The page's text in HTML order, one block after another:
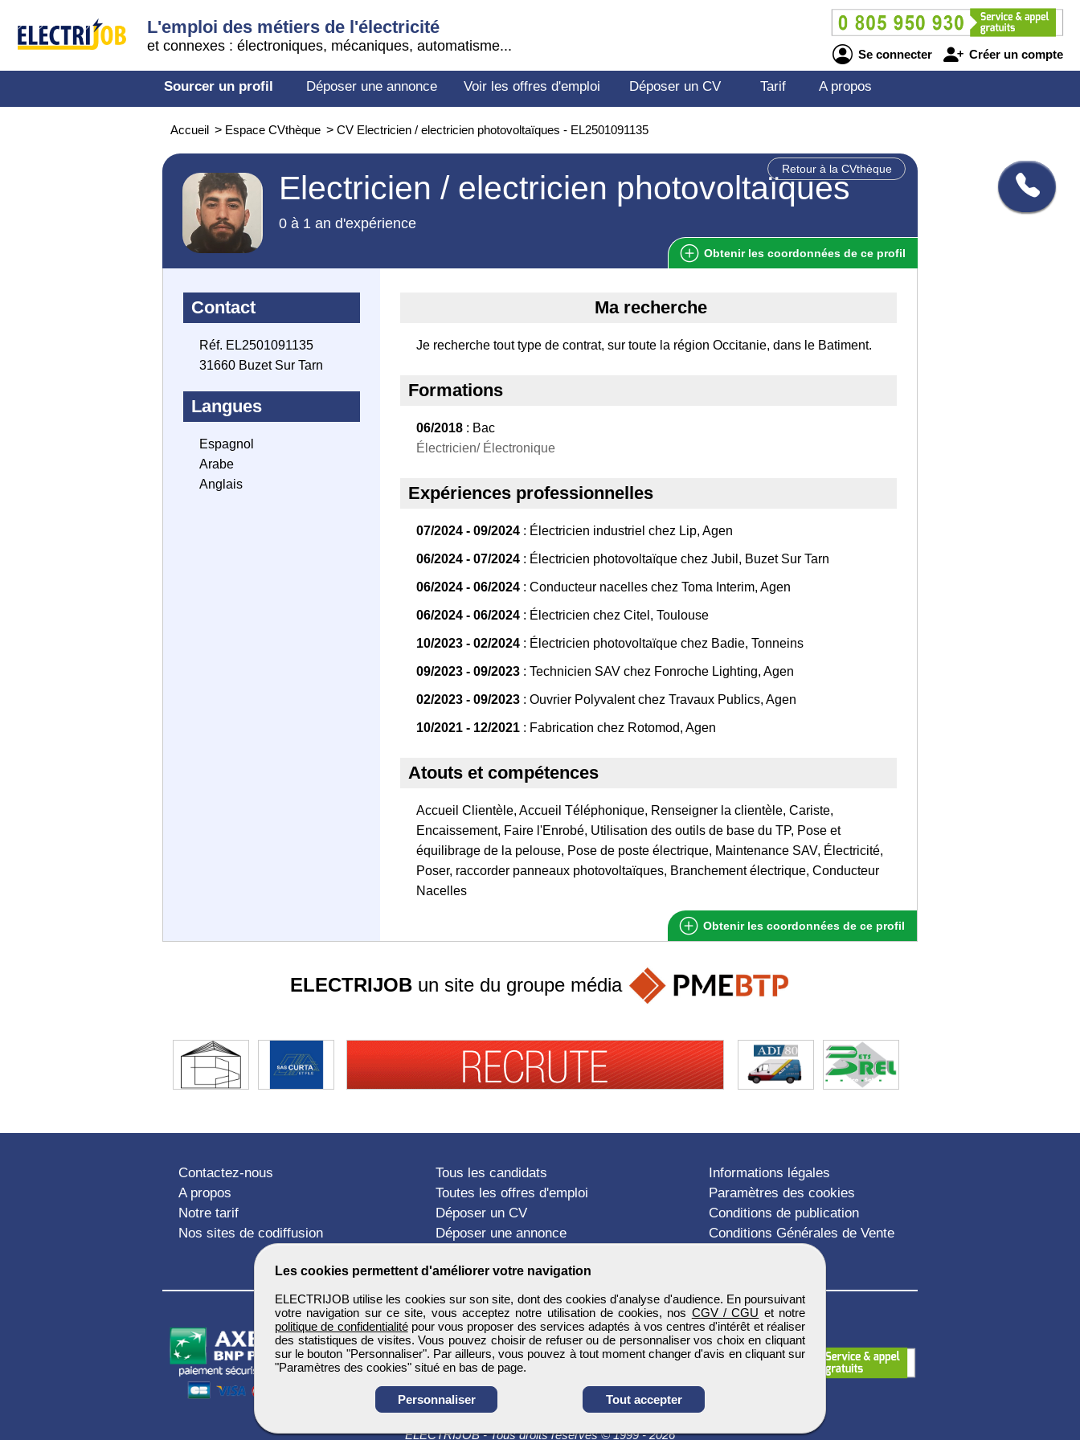
L'emploi des métiers de l'électricité
et connexes : électroniques, mécaniques, automatisme...
Se connecter Créer un compte
Sourcer un profil Déposer une annonce Voir les offres d'emploi Déposer un CV Tarif A propos
Accueil > Espace CVthèque > CV Electricien / electricien photovoltaïques - EL2501091135
Retour à la CVthèque
Electricien / electricien photovoltaïques
0 à 1 an d'expérience
Obtenir les coordonnées de ce profil
Contact
Réf. EL2501091135
31660 Buzet Sur Tarn
Langues
Espagnol
Arabe
Anglais
Ma recherche
Je recherche tout type de contrat, sur toute la région Occitanie, dans le Batiment.
Formations
06/2018 : Bac
Électricien/ Électronique
Expériences professionnelles
07/2024 - 09/2024 : Électricien industriel chez Lip, Agen
06/2024 - 07/2024 : Électricien photovoltaïque chez Jubil, Buzet Sur Tarn
06/2024 - 06/2024 : Conducteur nacelles chez Toma Interim, Agen
06/2024 - 06/2024 : Électricien chez Citel, Toulouse
10/2023 - 02/2024 : Électricien photovoltaïque chez Badie, Tonneins
09/2023 - 09/2023 : Technicien SAV chez Fonroche Lighting, Agen
02/2023 - 09/2023 : Ouvrier Polyvalent chez Travaux Publics, Agen
10/2021 - 12/2021 : Fabrication chez Rotomod, Agen
Atouts et compétences
Accueil Clientèle, Accueil Téléphonique, Renseigner la clientèle, Cariste,
Encaissement, Faire l'Enrobé, Utilisation des outils de base du TP, Pose et
équilibrage de la pelouse, Pose de poste électrique, Maintenance SAV, Électricité,
Poser, raccorder panneaux photovoltaïques, Branchement électrique, Conducteur
Nacelles
Obtenir les coordonnées de ce profil
Les cookies permettent d'améliorer votre navigation
ELECTRIJOB utilise les cookies sur son site, dont des cookies d'analyse d'audience. En poursuivant
votre navigation sur ce site, vous acceptez notre utilisation de cookies, nos CGV / CGU et notre
politique de confidentialitépour vous proposer des services adaptés à vos centres d'intérêt et réaliser
des statistiques de visites. Vous pouvez choisir de refuser ou de personnaliser vos choix en cliquant
sur le bouton "Personnaliser". Par ailleurs, vous pouvez à tout moment changer d'avis en cliquant sur
"Paramètres des cookies" situé en bas de page.
Personnaliser Tout accepter
ELECTRIJOBun site du groupe média
Contactez-nous
A propos
Notre tarif
Nos sites de codiffusion
Tous les candidats
Toutes les offres d'emploi
Déposer un CV
Déposer une annonce
Informations légales
Paramètres des cookies
Conditions de publication
Conditions Générales de Vente
ELECTRIJOB -Tous droits réservés © 1999 - 2026